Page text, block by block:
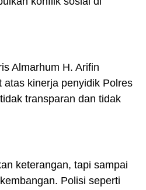
Almarhum H. Arifin
atas kinerja penyidik Polres
transparan dan tidak
keterangan, tapi sampai
Polisi seperti